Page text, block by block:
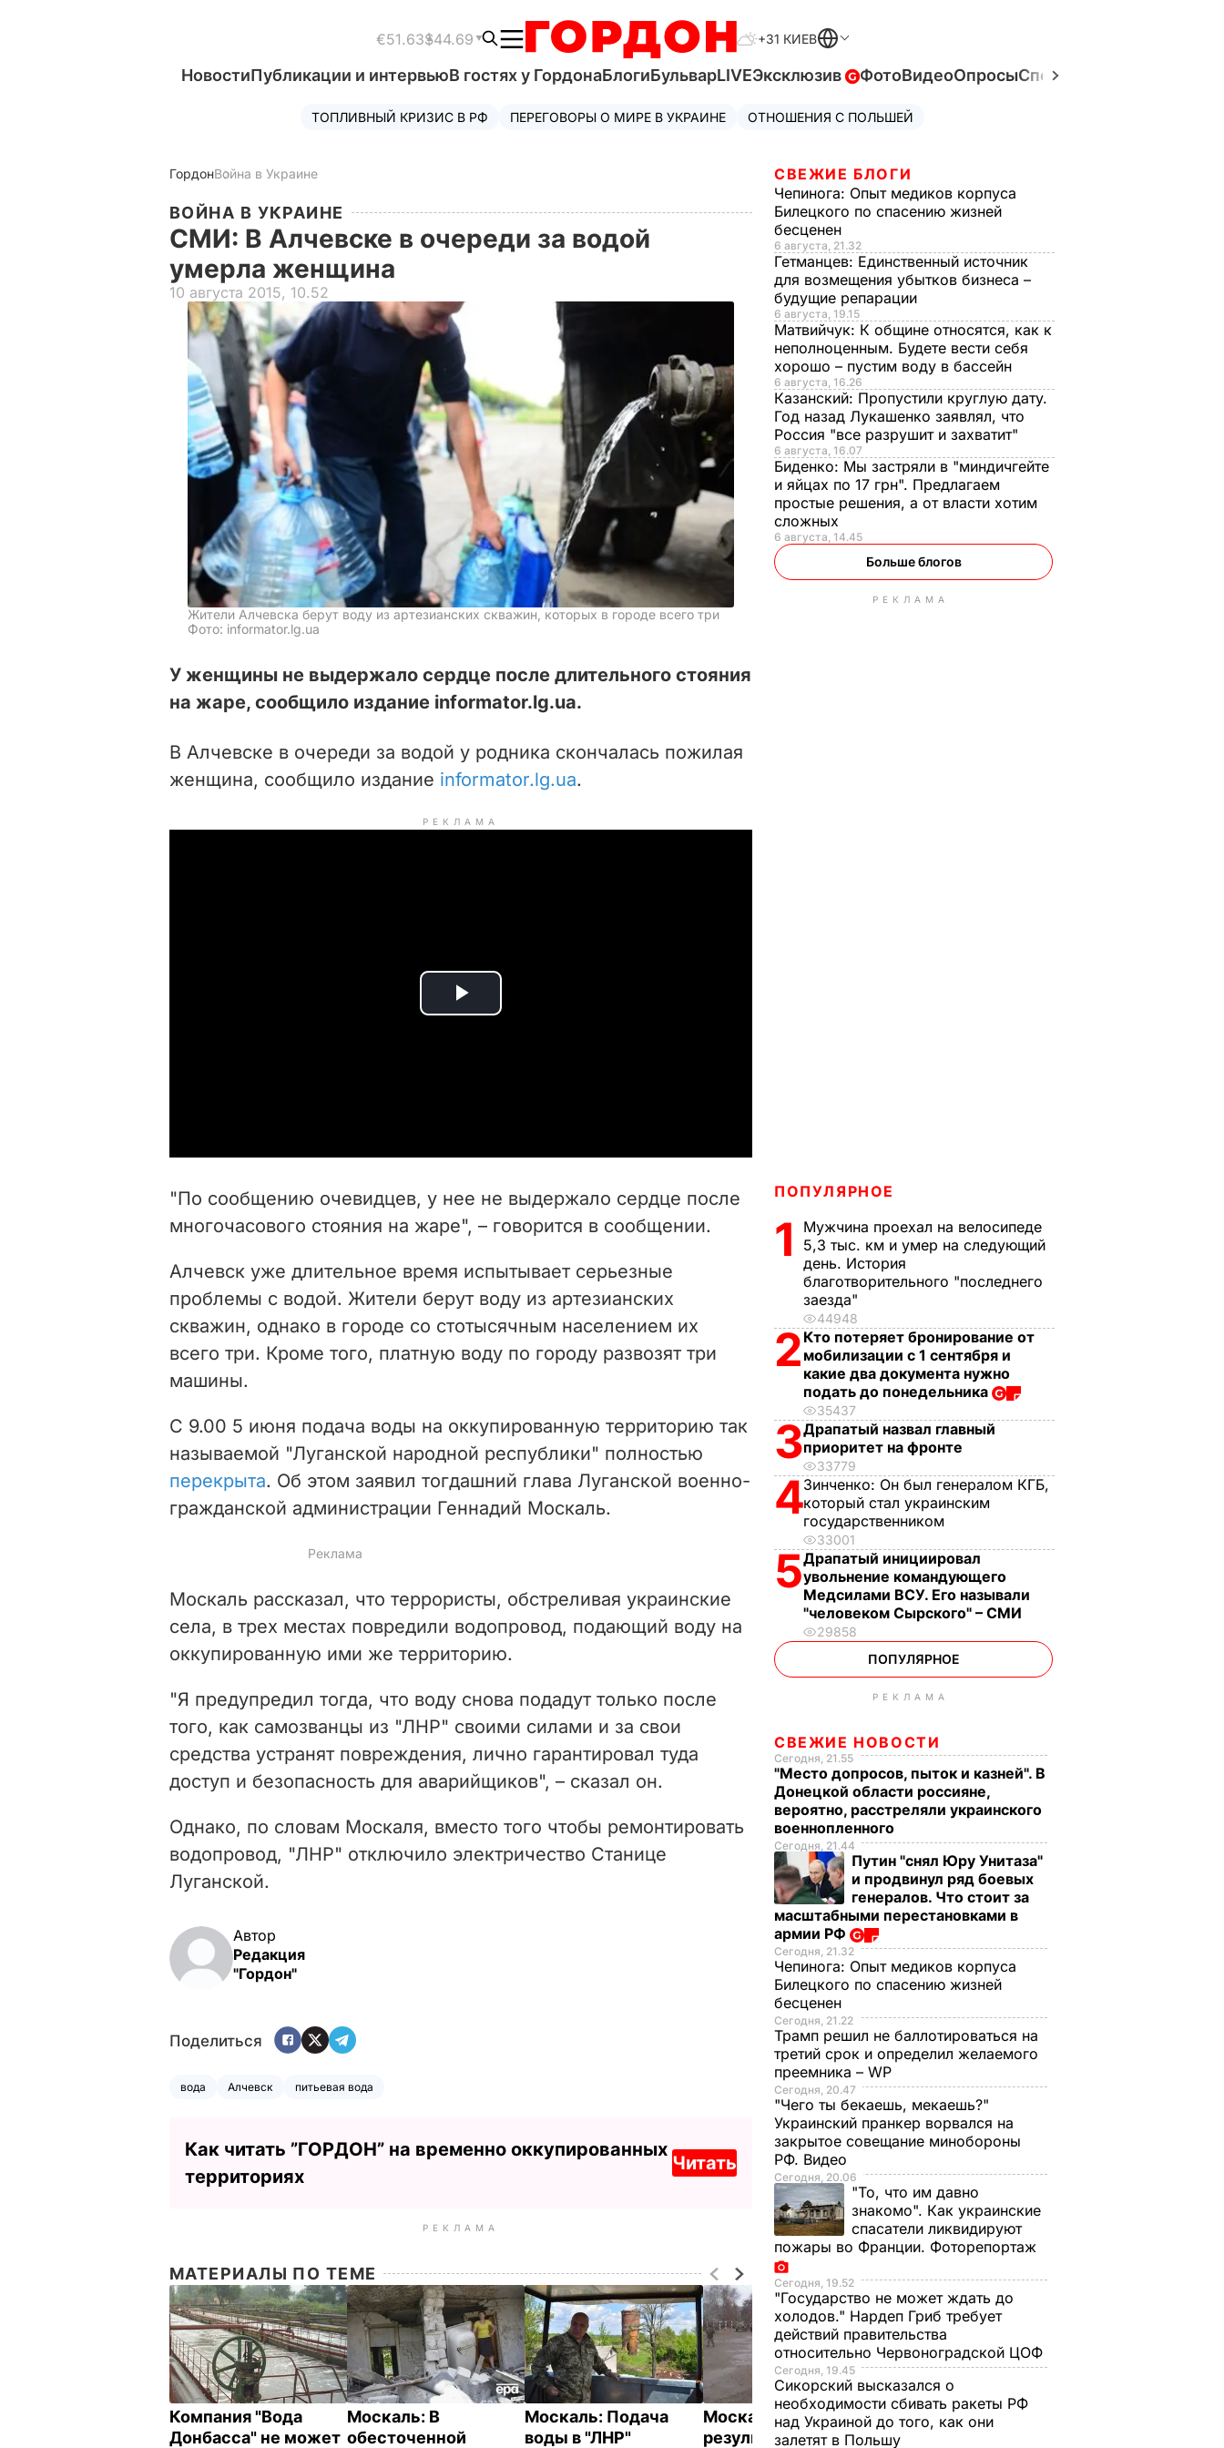
€51.63$44.69 +31 КИЕВ
НовостиПубликации и интервьюВ гостях у ГордонаБлогиБульварLIVEЭксклюзив ФотоВидеоОпросыСпецпроекты
ТОПЛИВНЫЙ КРИЗИС В РФ ПЕРЕГОВОРЫ О МИРЕ В УКРАИНЕ ОТНОШЕНИЯ С ПОЛЬШЕЙ
ГордонВойна в Украине
ВОЙНА В УКРАИНЕ
СМИ: В Алчевске в очереди за водой
умерла женщина
10 августа 2015, 10.52
Жители Алчевска берут воду из артезианских скважин, которых в городе всего три
Фото: informator.lg.ua
У женщины не выдержало сердце после длительного стояния
на жаре, сообщило издание informator.lg.ua.
В Алчевске в очереди за водой у родника скончалась пожилая
женщина, сообщило издание informator.lg.ua.
РЕКЛАМА
P
i
d
e
o
"По сообщению очевидцев, у нее не выдержало сердце после
многочасового стояния на жаре", – говорится в сообщении.
Алчевск уже длительное время испытывает серьезные
проблемы с водой. Жители берут воду из артезианских
скважин, однако в городе со стотысячным населением их
всего три. Кроме того, платную воду по городу развозят три
машины.
С 9.00 5 июня подача воды на оккупированную территорию так
называемой "Луганской народной республики" полностью
перекрыта. Об этом заявил тогдашний глава Луганской военно-
гражданской администрации Геннадий Москаль.
Москаль рассказал, что террористы, обстреливая украинские
села, в трех местах повредили водопровод, подающий воду на
оккупированную ими же территорию.
"Я предупредил тогда, что воду снова подадут только после
того, как самозванцы из "ЛНР" своими силами и за свои
средства устранят повреждения, лично гарантировал туда
доступ и безопасность для аварийщиков", – сказал он.
Однако, по словам Москаля, вместо того чтобы ремонтировать
водопровод, "ЛНР" отключило электричество Станице
Луганской.
Автор
Редакция
"Гордон"
Поделиться
вода Алчевск питьевая вода
Как читать ”ГОРДОН” на временно оккупированных
территориях
Читать
РЕКЛАМА
МАТЕРИАЛЫ ПО ТЕМЕ
Компания "Вода
Донбасса" не может
Москаль: В
обесточенной
Москаль: Подача
воды в "ЛНР"
Москаль: В
результате обстрела
СВЕЖИЕ БЛОГИ
Чепинога: Опыт медиков корпуса
Билецкого по спасению жизней
бесценен
6 августа, 21.32
Гетманцев: Единственный источник
для возмещения убытков бизнеса –
будущие репарации
6 августа, 19.15
Матвийчук: К общине относятся, как к
неполноценным. Будете вести себя
хорошо – пустим воду в бассейн
6 августа, 16.26
Казанский: Пропустили круглую дату.
Год назад Лукашенко заявлял, что
Россия "все разрушит и захватит"
6 августа, 16.07
Биденко: Мы застряли в "миндичгейте
и яйцах по 17 грн". Предлагаем
простые решения, а от власти хотим
сложных
6 августа, 14.45
Больше блогов
РЕКЛАМА
ПОПУЛЯРНОЕ
1
Мужчина проехал на велосипеде
5,3 тыс. км и умер на следующий
день. История
благотворительного "последнего
заезда"
44948
2 Кто потеряет бронирование от
мобилизации с 1 сентября и
какие два документа нужно
подать до понедельника
35437
3Драпатый назвал главный
приоритет на фронте
33779
4Зинченко: Он был генералом КГБ,
который стал украинским
государственником
33001
5Драпатый инициировал
увольнение командующего
Медсилами ВСУ. Его называли
"человеком Сырского" – СМИ
29858
ПОПУЛЯРНОЕ
РЕКЛАМА
СВЕЖИЕ НОВОСТИ
Сегодня, 21.55
"Место допросов, пыток и казней". В
Донецкой области россияне,
вероятно, расстреляли украинского
военнопленного
Сегодня, 21.44
Путин "снял Юру Унитаза"
и продвинул ряд боевых
генералов. Что стоит за
масштабными перестановками в
армии РФ
Сегодня, 21.32
Чепинога: Опыт медиков корпуса
Билецкого по спасению жизней
бесценен
Сегодня, 21.22
Трамп решил не баллотироваться на
третий срок и определил желаемого
преемника – WP
Сегодня, 20.47
"Чего ты бекаешь, мекаешь?"
Украинский пранкер ворвался на
закрытое совещание минобороны
РФ. Видео
Сегодня, 20.06
"То, что им давно
знакомо". Как украинские
спасатели ликвидируют
пожары во Франции. Фоторепортаж
Сегодня, 19.52
"Государство не может ждать до
холодов." Нардеп Гриб требует
действий правительства
относительно Червоноградской ЦОФ
Сегодня, 19.45
Сикорский высказался о
необходимости сбивать ракеты РФ
над Украиной до того, как они
залетят в Польшу